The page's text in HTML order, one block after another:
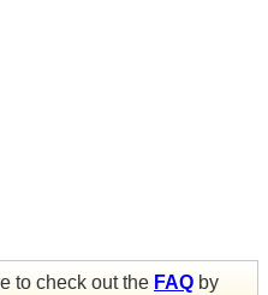
to check out the FAQ by